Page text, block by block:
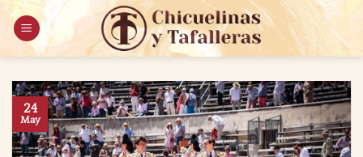
Saltar
contenido
24
May